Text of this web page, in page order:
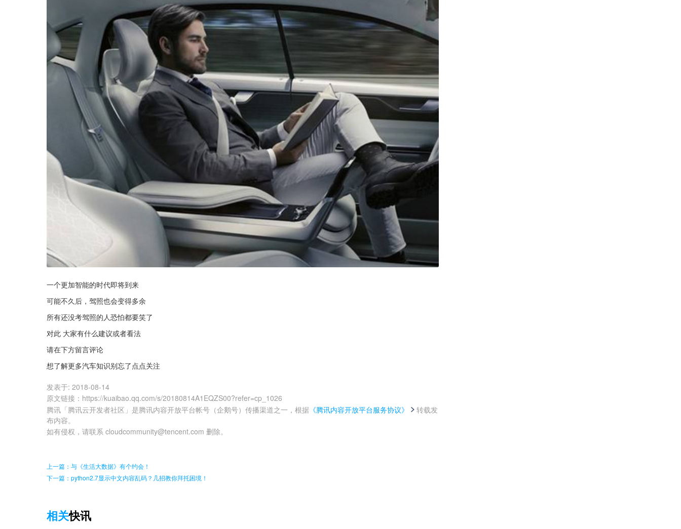
一个更加智能的时代即将到来
可能不久后，驾照也会变得多余
所有还没考驾照的人恐怕都要笑了
对此 大家有什么建议或者看法
请在下方留言评论
想了解更多汽车知识别忘了点点关注
发表于: 2018-08-14
原文链接 ： https://kuaibao.qq.com/s/20180814A1EQZS00?refer=cp_1026
腾讯「腾讯云开发者社区」是腾讯内容开放平台帐号（企鹅号）传播渠道之一，根据 《腾讯内容开放平台服务协议》
转载发
布内容。
如有侵权，请联系 cloudcommunity@tencent.com 删除。
上一篇：与《生活大数据》有个约会！
下一篇：python2.7显示中文内容乱码？几招教你拜托困境！
相关快讯